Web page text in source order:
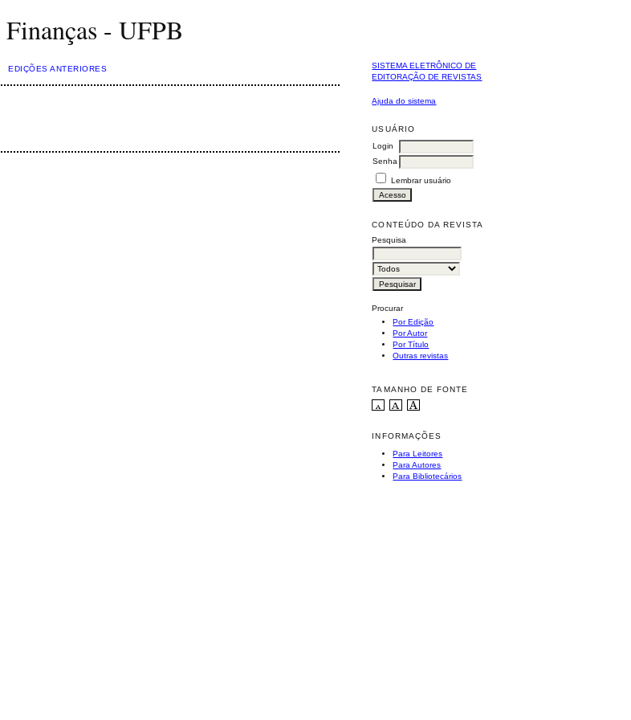
- UFPB
SISTEMA ELETRÔNICO DE
EDITORAÇÃO DE REVISTAS
Ajuda do sistema
USUÁRIO
Login
Senha
Lembrar usuário
CONTEÚDO DA REVISTA
Pesquisa
Procurar
Por Edição
Por Autor
Por Título
Outras revistas
TAMANHO DE FONTE
INFORMAÇÕES
Para Leitores
Para Autores
Para Bibliotecários
EDIÇÕES ANTERIORES